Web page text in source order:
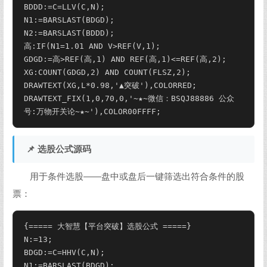
BDDD:=C=LLV(C,N);
N1:=BARSLAST(BDGD);
N2:=BARSLAST(BDDD);
高:IF(N1=1.01 AND V>REF(V,1);
GDGD:=高>REF(高,1) AND REF(高,1)<=REF(高,2);
XG:COUNT(GDGD,2) AND COUNT(FLSZ,2);
DRAWTEXT(XG,L*0.98,'▲突破'),COLORRED;
DRAWTEXT_FIX(1,0,70,0,'~★~微信：BSQJ88886 公众
号:万物开关论~★~'),COLOR00FFFF;
📌 选股公式源码
用于条件选股——盘中或盘后一键筛选出符合条件的股
票：
{===== 大智慧【平台突破】选股公式 =====}
N:=13;
BDGD:=C=HHV(C,N);